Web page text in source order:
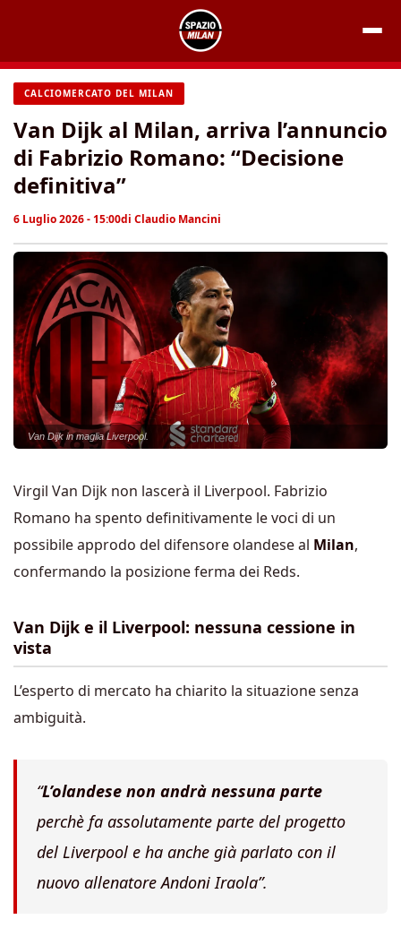
contenuto
CALCIOMERCATO DEL MILAN
Van Dijk al Milan, arriva l’annuncio
di Fabrizio Romano: “Decisione
definitiva”
6 Luglio 2026 - 15:00di Claudio Mancini
Van Dijk in maglia Liverpool.
Virgil Van Dijk non lascerà il Liverpool. Fabrizio
Romano ha spento definitivamente le voci di un
possibile approdo del difensore olandese al Milan,
confermando la posizione ferma dei Reds.
Van Dijk e il Liverpool: nessuna cessione in
vista
L’esperto di mercato ha chiarito la situazione senza
ambiguità.
“L’olandese non andrà nessuna parte
perchè fa assolutamente parte del progetto
del Liverpool e ha anche già parlato con il
nuovo allenatore Andoni Iraola”.